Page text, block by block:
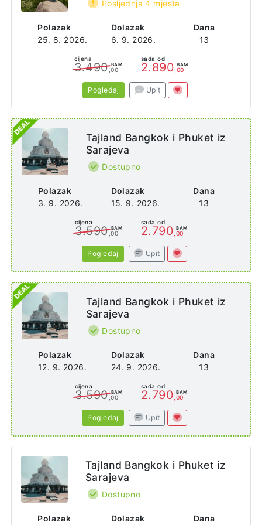
Polazak
25. 8. 2026.
Dolazak
6. 9. 2026.
Dana
13
Posljednja 4 mjesta
cijena
3.490 BAM
,00
sada od
2.890 BAM
,00
Pogledaj Upit
Polazak
3. 9. 2026.
Dolazak
15. 9. 2026.
Dana
13
Tajland Bangkok i Phuket iz
Sarajeva
Dostupno
cijena
3.590 BAM
,00
sada od
2.790 BAM
,00
Pogledaj Upit
Polazak
12. 9. 2026.
Dolazak
24. 9. 2026.
Dana
13
Tajland Bangkok i Phuket iz
Sarajeva
Dostupno
cijena
3.590 BAM
,00
sada od
2.790 BAM
,00
Pogledaj Upit
Polazak Dolazak Dana
Tajland Bangkok i Phuket iz
Sarajeva
Dostupno